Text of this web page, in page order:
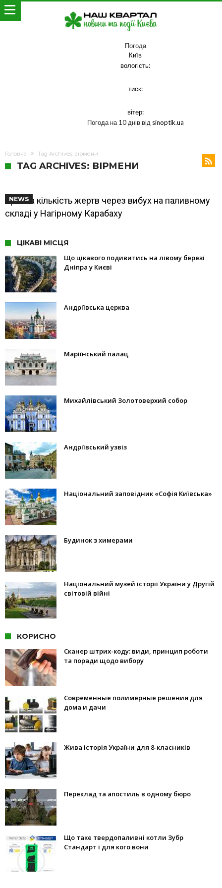
Погода
Київ
вологість:
тиск:
вітер:
Погода на 10 днів від sinoptik.ua
Головна Tag Archives: вірмени
TAG ARCHIVES: ВІРМЕНИ
NEWS
Зросла кількість жертв через вибух на паливному
складі у Нагірному Карабаху
ЦІКАВІ МІСЦЯ
Що цікавого подивитись на лівому березі
Дніпра у Києві
Андріївська церква
Маріїнський палац
Михайлівський Золотоверхий собор
Андріївський узвіз
Національний заповідник «Софія Київська»
Будинок з химерами
Національний музей історії України у Другій
світовій війні
КОРИСНО
Сканер штрих-коду: види, принцип роботи
та поради щодо вибору
Современные полимерные решения для
дома и дачи
Жива історія України для 8-класників
Переклад та апостиль в одному бюро
Що таке твердопаливні котли Зубр
Стандарт і для кого вони